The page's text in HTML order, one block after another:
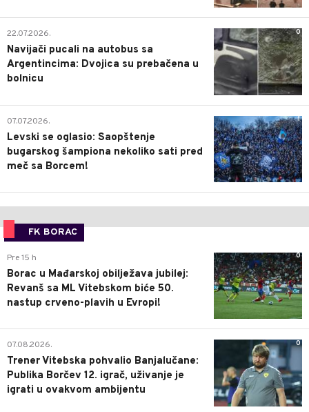
0
22.07.2026.
Navijači pucali na autobus sa
Argentincima: Dvojica su prebačena u
bolnicu
1
07.07.2026.
Levski se oglasio: Saopštenje
bugarskog šampiona nekoliko sati pred
meč sa Borcem!
FK BORAC
0
Pre 15 h
Borac u Mađarskoj obilježava jubilej:
Revanš sa ML Vitebskom biće 50.
nastup crveno-plavih u Evropi!
0
07.08.2026.
Trener Vitebska pohvalio Banjalučane:
Publika Borčev 12. igrač, uživanje je
igrati u ovakvom ambijentu